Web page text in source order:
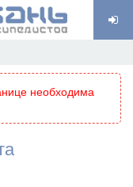
необходима